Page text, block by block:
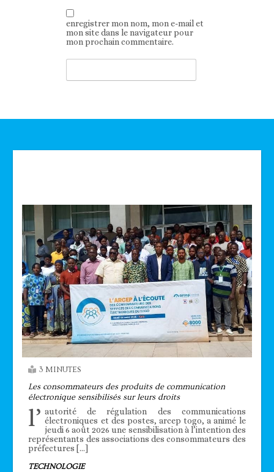
enregistrer mon nom, mon e-mail et
mon site dans le navigateur pour
mon prochain commentaire.
3 MINUTES
Les consommateurs des produits de communication
électronique sensibilisés sur leurs droits
l’ autorité de régulation des communications
électroniques et des postes, arcep togo, a animé le
jeudi 6 août 2026 une sensibilisation à l’intention des
représentants des associations des consommateurs des
préfectures […]
TECHNOLOGIE